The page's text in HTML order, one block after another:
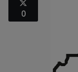
INFOS POP ROCK
0